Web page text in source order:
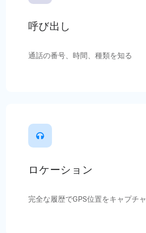
呼び出し
通話の番号、時間、種類を知る
ロケーション
完全な履歴でGPS位置をキャプチャ